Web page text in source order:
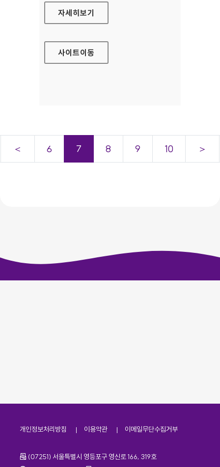
국민건강보험공단 인재개발원 대표
자세히보기
사이트이동
＜ 6 7 8 9 10 ＞
개인정보처리방침 이용약관 이메일무단수집거부
주소
(07251) 서울특별시 영등포구 영신로 166, 319호